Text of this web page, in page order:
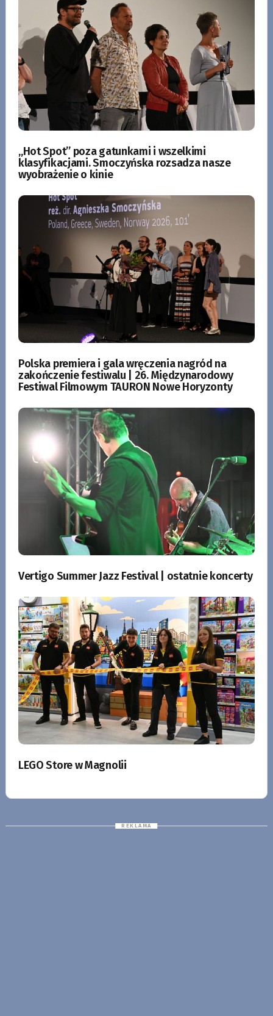
„Hot Spot” poza gatunkami i wszelkimi
klasyfikacjami. Smoczyńska rozsadza nasze
wyobrażenie o kinie
Polska premiera i gala wręczenia nagród na
zakończenie festiwalu | 26. Międzynarodowy
Festiwal Filmowym TAURON Nowe Horyzonty
Vertigo Summer Jazz Festival | ostatnie koncerty
LEGO Store w Magnolii